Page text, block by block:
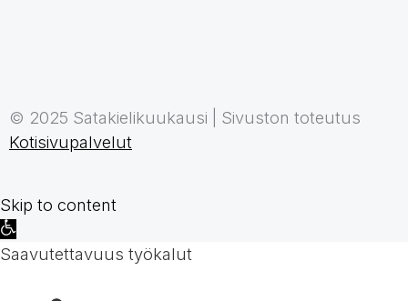
© 2025 Satakielikuukausi | Sivuston toteutus
Kotisivupalvelut
Skip to content
Open
toolbar
Saavutettavuus työkalut